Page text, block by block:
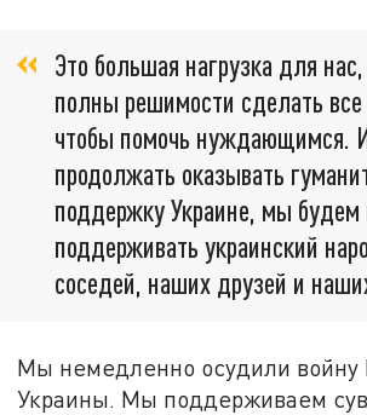
Это большая нагрузка для
полны решимости сделать
чтобы помочь нуждающимся.
продолжать оказывать
поддержку Украине, мы
поддерживать украинский
соседей, наших друзей и
Мы немедленно осудили войну
Украины. Мы поддерживаем